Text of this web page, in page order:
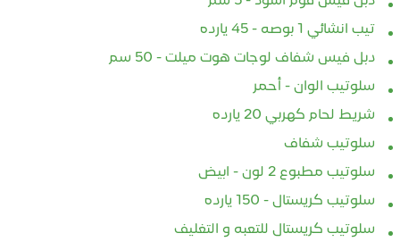
أقرأ المزيد
تيب انشائي 1 بوصه - 45 يارده
دبل فيس شفاف لوجات هوت ميلت - 50 سم
سلوتيب الوان - أحمر
شريط لحام كهربي 20 يارده
سلوتيب شفاف
سلوتيب مطبوع 2 لون - ابيض
سلوتيب كريستال - 150 يارده
سلوتيب كريستال للتعبه و التغليف